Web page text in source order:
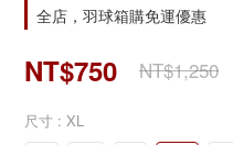
全店，羽球箱購免運優惠
NT$750 NT$1,250
尺寸 : XL